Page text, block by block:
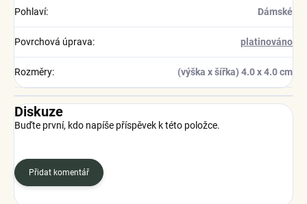
Pohlaví: Dámské
Povrchová úprava: platinováno
Rozměry: (výška x šířka) 4.0 x 4.0 cm
Diskuze
Buďte první, kdo napíše příspěvek k této položce.
Přidat komentář